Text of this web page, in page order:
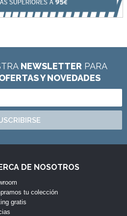
NEWSLETTER PARA
Y NOVEDADES
DE NOSOTROS
tu colección
gratis